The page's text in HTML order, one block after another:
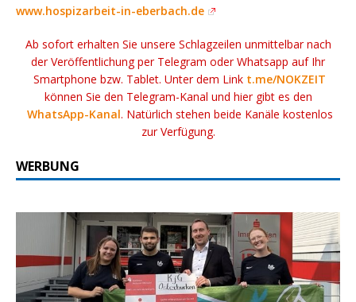
www.hospizarbeit-in-eberbach.de
Ab sofort erhalten Sie unsere Schlagzeilen unmittelbar nach
der Veröffentlichung per Telegram oder Whatsapp auf Ihr
Smartphone bzw. Tablet. Unter dem Link t.me/NOKZEIT
können Sie den Telegram-Kanal und hier gibt es den
WhatsApp-Kanal. Natürlich stehen beide Kanäle kostenlos
zur Verfügung.
WERBUNG